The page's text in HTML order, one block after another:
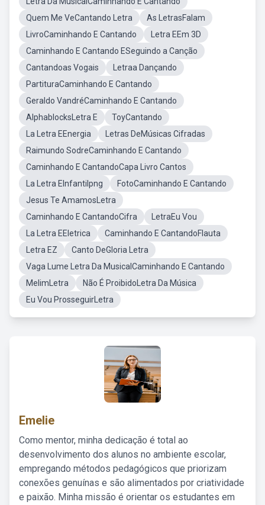
Quem Me VeCantando Letra
As LetrasFalam
LivroCaminhando E Cantando
Letra EEm 3D
Caminhando E Cantando ESeguindo a Canção
Cantandoas Vogais
Letraa Dançando
PartituraCaminhando E Cantando
Geraldo VandréCaminhando E Cantando
AlphablocksLetra E
ToyCantando
La Letra EEnergia
Letras DeMúsicas Cifradas
Raimundo SodreCaminhando E Cantando
Caminhando E CantandoCapa Livro Cantos
La Letra EInfantilpng
FotoCaminhando E Cantando
Jesus Te AmamosLetra
Caminhando E CantandoCifra
LetraEu Vou
La Letra EEletrica
Caminhando E CantandoFlauta
Letra EZ
Canto DeGloria Letra
Vaga Lume Letra Da MusicalCaminhando E Cantando
MelimLetra
Não É ProibidoLetra Da Música
Eu Vou ProsseguirLetra
Emelie
Como mentor, minha dedicação é total ao
desenvolvimento dos alunos no ambiente escolar,
empregando métodos pedagógicos que priorizam
conexões genuínas e são alimentados por criatividade
e paixão. Minha missão é orientar os estudantes em